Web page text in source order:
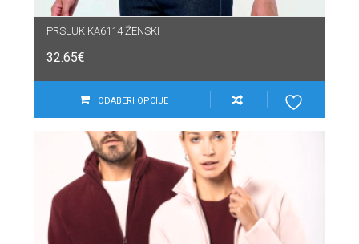
PRSLUK KA6114 ŽENSKI
32.65€
ODABERI OPCIJE